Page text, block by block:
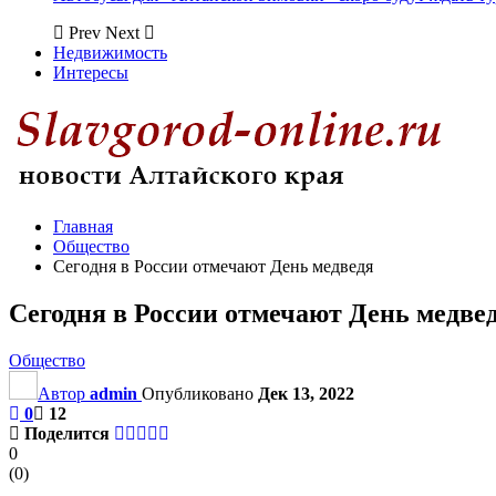
Prev Next
Недвижимость
Интересы
Главная
Общество
Сегодня в России отмечают День медведя
Сегодня в России отмечают День
Общество
Автор admin Опубликовано Дек 13, 2022
0
12
Поделится
0
(0)